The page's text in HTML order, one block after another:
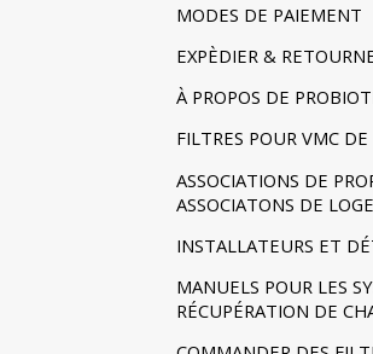
MODES DE PAIEMENT
EXPÈDIER &
À PROPOS DE
FILTRES POUR VMC DE
ASSOCIATIONS DE
ASSOCIATONS DE
INSTALLATEURS ET
MANUELS POUR LES
RÉCUPÉRATION DE